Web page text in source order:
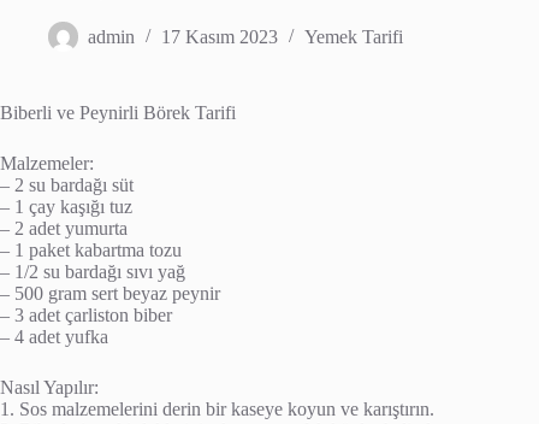
admin 17 Kasım 2023 Yemek Tarifi
Biberli ve Peynirli Börek Tarifi
Malzemeler:
– 2 su bardağı süt
– 1 çay kaşığı tuz
– 2 adet yumurta
– 1 paket kabartma tozu
– 1/2 su bardağı sıvı yağ
– 500 gram sert beyaz peynir
– 3 adet çarliston biber
– 4 adet yufka
Nasıl Yapılır:
1. Sos malzemelerini derin bir kaseye koyun ve karıştırın.